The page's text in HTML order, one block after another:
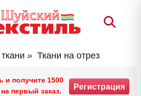
» Ткани на отрез
и получите 1500
первый заказ.
Регистрация